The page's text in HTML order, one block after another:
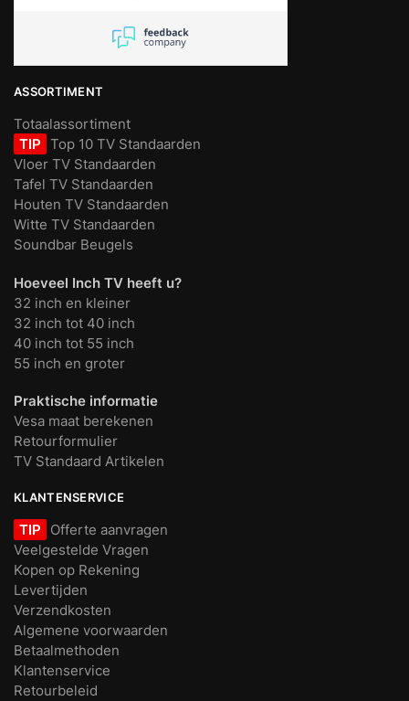
ASSORTIMENT
Totaalassortiment
TIP Top 10 TV Standaarden
Vloer TV Standaarden
Tafel TV Standaarden
Houten TV Standaarden
Witte TV Standaarden
Soundbar Beugels
Hoeveel Inch TV heeft u?
32 inch en kleiner
32 inch tot 40 inch
40 inch tot 55 inch
55 inch en groter
Praktische informatie
Vesa maat berekenen
Retourformulier
TV Standaard Artikelen
KLANTENSERVICE
TIP
Offerte aanvragen
Veelgestelde Vragen
Kopen op Rekening
Levertijden
Verzendkosten
Algemene voorwaarden
Betaalmethoden
Klantenservice
Retourbeleid